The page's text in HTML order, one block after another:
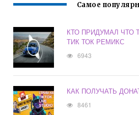
Самое
КТО ПРИДУМАЛ
ТИК ТОК РЕМИКС
6943
КАК ПОЛУЧАТЬ
8461